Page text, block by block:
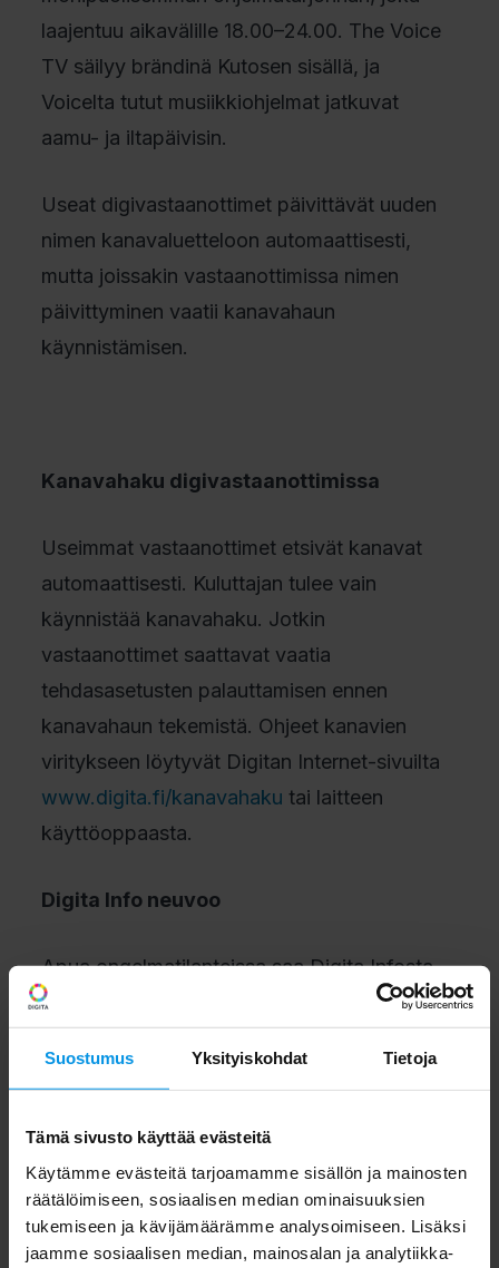
Suostumus Yksityiskohdat Tietoja
Tämä sivusto käyttää evästeitä
Käytämme evästeitä tarjoamamme sisällön ja mainosten
räätälöimiseen, sosiaalisen median ominaisuuksien
tukemiseen ja kävijämäärämme analysoimiseen. Lisäksi
jaamme sosiaalisen median, mainosalan ja analytiikka-
laajentuu aikavälille 18.00–24.00. The Voice
TV säilyy brändinä Kutosen sisällä, ja
Voicelta tutut musiikkiohjelmat jatkuvat
aamu- ja iltapäivisin.
Useat digivastaanottimet päivittävät uuden
nimen kanavaluetteloon automaattisesti,
mutta joissakin vastaanottimissa nimen
päivittyminen vaatii kanavahaun
käynnistämisen.
Kanavahaku digivastaanottimissa
Useimmat vastaanottimet etsivät kanavat
automaattisesti. Kuluttajan tulee vain
käynnistää kanavahaku. Jotkin
vastaanottimet saattavat vaatia
tehdasasetusten palauttamisen ennen
kanavahaun tekemistä. Ohjeet kanavien
viritykseen löytyvät Digitan Internet-sivuilta
www.digita.fi/kanavahaku tai laitteen
käyttöoppaasta.
Digita Info neuvoo
Apua ongelmatilanteissa saa Digita Infosta
sähköpostitse
ja puhelimitse
maanantaista perjantaihin klo 8.00–16.00.
Digivastaanottimien ja vastaanottolaitteiden
ongelmatilanteissa ja perusasennuksiin
liittyvissä kysymyksissä kuluttajaa palvelevat
myös laitteen myyjät, laitevalmistajat sekä